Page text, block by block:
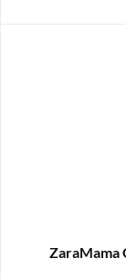
ZaraMama